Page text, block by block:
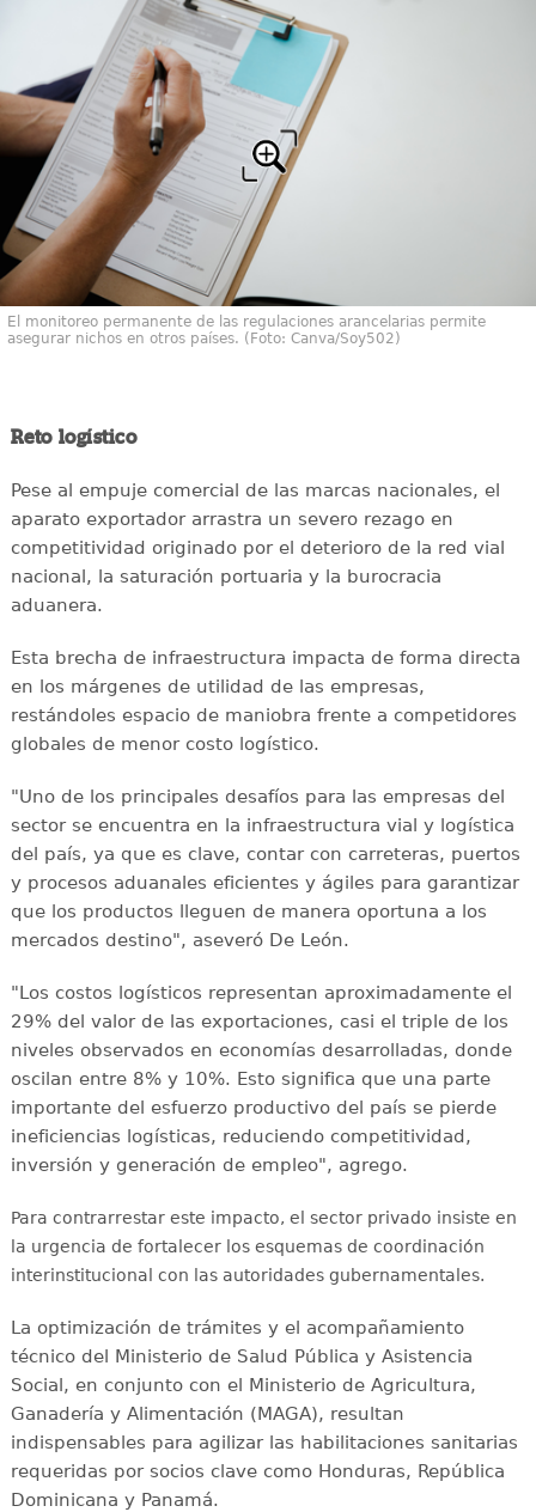
El monitoreo permanente de las regulaciones arancelarias permite
asegurar nichos en otros países. (Foto: Canva/Soy502)
Reto logístico
Pese al empuje comercial de las marcas nacionales, el
aparato exportador arrastra un severo rezago en
competitividad originado por el deterioro de la red vial
nacional, la saturación portuaria y la burocracia
aduanera.
Esta brecha de infraestructura impacta de forma directa
en los márgenes de utilidad de las empresas,
restándoles espacio de maniobra frente a competidores
globales de menor costo logístico.
"Uno de los principales desafíos para las empresas del
sector se encuentra en la infraestructura vial y logística
del país, ya que es clave, contar con carreteras, puertos
y procesos aduanales eficientes y ágiles para garantizar
que los productos lleguen de manera oportuna a los
mercados destino", aseveró De León.
"Los costos logísticos representan aproximadamente el
29% del valor de las exportaciones, casi el triple de los
niveles observados en economías desarrolladas, donde
oscilan entre 8% y 10%. Esto significa que una parte
importante del esfuerzo productivo del país se pierde
ineficiencias logísticas, reduciendo competitividad,
inversión y generación de empleo", agrego.
Para contrarrestar este impacto, el sector privado insiste en
la urgencia de fortalecer los esquemas de coordinación
interinstitucional con las autoridades gubernamentales.
La optimización de trámites y el acompañamiento
técnico del Ministerio de Salud Pública y Asistencia
Social, en conjunto con el Ministerio de Agricultura,
Ganadería y Alimentación (MAGA), resultan
indispensables para agilizar las habilitaciones sanitarias
requeridas por socios clave como Honduras, República
Dominicana y Panamá.